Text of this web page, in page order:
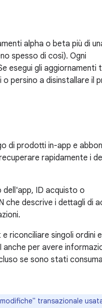
alpha o beta più di
spesso di così). Ogni
esegui gli aggiornamenti
persino a disinstallare il
di prodotti in-app e
rapidamente i
ID acquisto o
che descrive i dettagli di
riconciliare singoli ordini
per avere
se sono stati
transazionale